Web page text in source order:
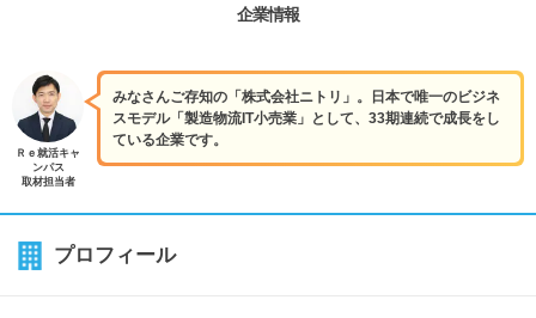
企業情報
みなさんご存知の「株式会社ニトリ」。日本で唯一のビジネ
スモデル「製造物流IT小売業」として、33期連続で成長をし
ている企業です。
Ｒｅ就活キャ
ンパス
取材担当者
プロフィール